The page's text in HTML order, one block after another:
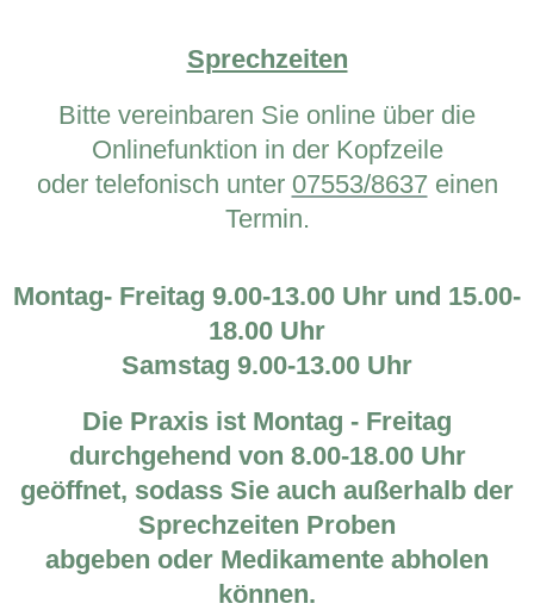
Sprechzeiten
Bitte vereinbaren Sie online über die
Onlinefunktion in der Kopfzeile
oder telefonisch unter 07553/8637 einen
Termin.
Montag- Freitag 9.00-13.00 Uhr und 15.00-
18.00 Uhr
Samstag 9.00-13.00 Uhr
Die Praxis ist Montag - Freitag
durchgehend von 8.00-18.00 Uhr
geöffnet, sodass Sie auch außerhalb der
Sprechzeiten Proben
abgeben oder Medikamente abholen
können.